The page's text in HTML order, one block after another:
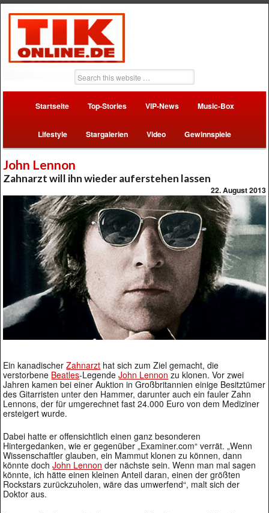
Startseite Top-Stories VIP-News Music-Box
Lifestyle Stargalerien Video Gewinnspiele
John Lennon
Zahnarzt will ihn wieder auferstehen lassen
22. August 2013
Ein kanadischerZahnarzt hat sich zum Ziel gemacht, die
verstorbene Beatles-LegendeJohn Lennon zu klonen. Vor zwei
Jahren kamen bei einer Auktion in Großbritannien einige Besitztümer
des Gitarristen unter den Hammer, darunter auch ein fauler Zahn
Lennons, der für umgerechnet fast 24.000 Euro von dem Mediziner
ersteigert wurde.
Dabei hatte er offensichtlich einen ganz besonderen
Hintergedanken, wie er gegenüber „Examiner.com“ verrät. „Wenn
Wissenschaftler glauben, ein Mammut klonen zu können, dann
könnte dochJohn Lennon der nächste sein. Wenn man mal sagen
könnte, ich hätte einen kleinen Anteil daran, einen der größten
Rockstars zurückzuholen, wäre das umwerfend“, malt sich der
Doktor aus.